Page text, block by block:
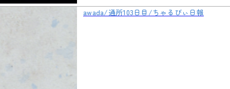
awada/通所103日目/ちゃるびぃ日報